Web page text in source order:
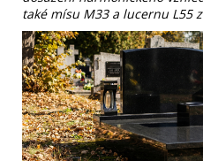
také mísu M33 a lucernu L55